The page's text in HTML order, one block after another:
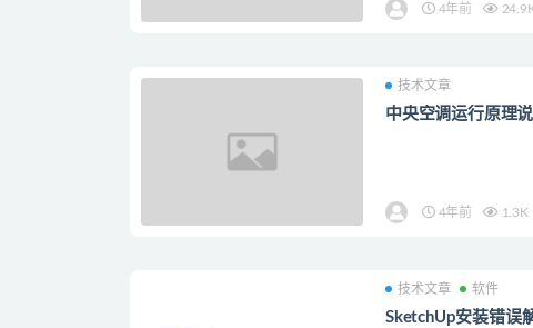
4年前
技术文章
中央空调运行原理
4年前 1.3K
技术文章 软件
SketchUp安装错误